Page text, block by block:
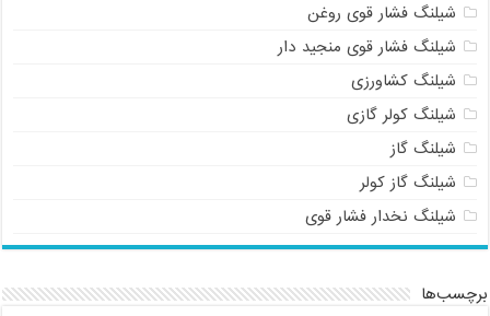
شیلنگ فشار قوی روغن
شیلنگ فشار قوی منجید دار
شیلنگ کشاورزی
شیلنگ کولر گازی
شیلنگ گاز
شیلنگ گاز کولر
شیلنگ نخدار فشار قوی
برچسب‌ها